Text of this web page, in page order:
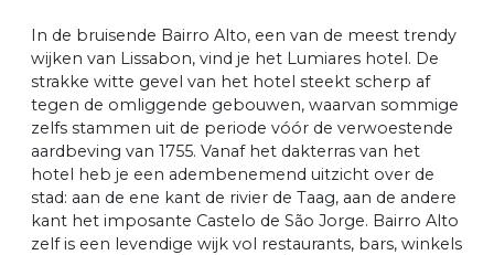
In de bruisende Bairro Alto, een van de meest trendy
wijken van Lissabon, vind je het Lumiares hotel. De
strakke witte gevel van het hotel steekt scherp af
tegen de omliggende gebouwen, waarvan sommige
zelfs stammen uit de periode vóór de verwoestende
aardbeving van 1755. Vanaf het dakterras van het
hotel heb je een adembenemend uitzicht over de
stad: aan de ene kant de rivier de Taag, aan de andere
kant het imposante Castelo de São Jorge. Bairro Alto
zelf is een levendige wijk vol restaurants, bars, winkels